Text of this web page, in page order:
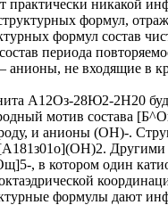
практически никакой
формул,
формул состав
периода
анионы, не входящие в
А12Оз-28Ю2-2Н20
мотив состава
и анионы (ОН)-.
Другими
, в котором один
формулы дают